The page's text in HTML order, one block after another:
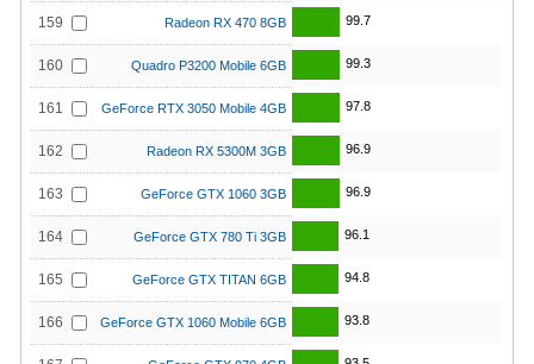
159 Radeon RX 470 8GB 99.7
160 Quadro P3200 Mobile 6GB 99.3
161 GeForce RTX 3050 Mobile 4GB 97.8
162 Radeon RX 5300M 3GB 96.9
163 GeForce GTX 1060 3GB 96.9
164 GeForce GTX 780 Ti 3GB 96.1
165 GeForce GTX TITAN 6GB 94.8
166 GeForce GTX 1060 Mobile 6GB 93.8